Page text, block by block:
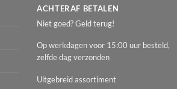
ACHTERAF BETALEN
Niet goed? Geld terug!
Op werkdagen voor 15:00 uur besteld,
zelfde dag verzonden
Uitgebreid assortiment